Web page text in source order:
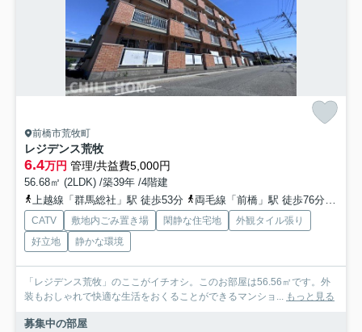
前橋市荒牧町
レジデンス荒牧
6.4万円 管理/共益費5,000円
56.68㎡ (2LDK) /築39年 /4階建
上越線「群馬総社」駅 徒歩53分
両毛線「前橋」駅 徒歩76分
CATV 敷地内ごみ置き場 閑静な住宅地
外観タイル張り
好立地
静かな環境
「レジデンス荒牧」のここがイチオシ。このお部屋は56.56㎡です。外
装もおしゃれで快適な生活をおくることができるマンショ... もっと見る
募集中の部屋